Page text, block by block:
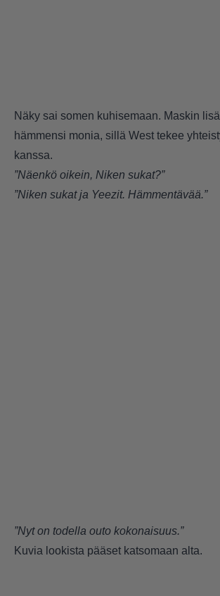
Näky sai somen kuhisemaan. Maskin
hämmensi monia, sillä West tekee
kanssa.
”Näenkö oikein, Niken sukat?”
”Niken sukat ja Yeezit. Hämmentävää.”
”Nyt on todella outo kokonaisuus.”
Kuvia lookista pääset katsomaan alta.